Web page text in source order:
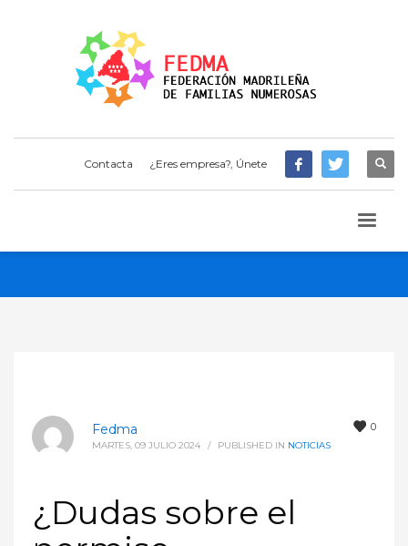
Contacta ¿Eres empresa?, Únete
0
Fedma
MARTES, 09 JULIO 2024 / PUBLISHED IN NOTICIAS
¿Dudas sobre el